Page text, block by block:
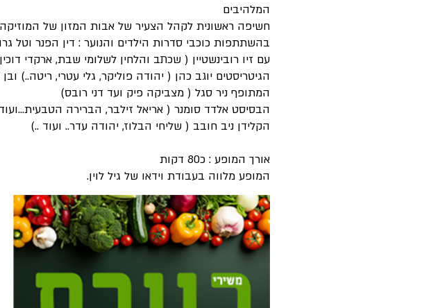
המלהיבים
חשיפה ראשונית לקהל הצעיר של אבות המזון של
בהשתתפות כוכבי סדרות הילדים והנוער : דין הפנר וטל
עם זיו רובינשטיין ( שכתב והלחין לשלומי שבת, ארקדי
הגיטריסטים יוגב כהן ( יהודה פוליקר, גלי עטרי, ריטה..) ובן
המתופף ניר סגל ( מצביקה פיק ועד דני רובס)
הבסיסט אלדד סומנר ( אריאל זילבר, הברירה
הקלידן ניב חובב ( שליחי הבלוז, יהודה עדר.. ועוד ..)
אורך המופע : כ80 דקות
המופע מלווה בעבודת וידאו של גיל לוין.